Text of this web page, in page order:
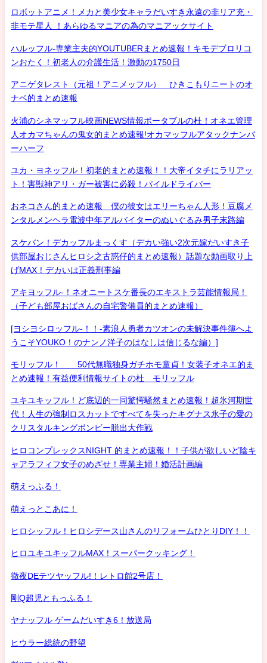
ロボットアニメ！メカと美少女キャラだいすき永遠の非リア充・
非モテ星人 ！あらゆるマニアの為のマニアックサイト
ハルッフル-専業主夫的YOUTUBERまとめ速報！キモデブロリコ
ンおたく！初老人の介護生活！激動の1750日
アニゲタレスト（元祖！アニメッフル） ひきこもりニートのオ
ナベ的まとめ速報
火浦のシネマッフル映画NEWS情報ポータブルの杜！オネエ管理
人オカマちゃんの鬼女的まとめ速報!オカマッフルアタックナンバ
ーハーフ
ユカ・ヨネッフル！初老的まとめ速報！！大帝イタチにラリアッ
ト！害獣神アリ・ガー被害に必殺！パイルドライバー
おネコさん的まとめ速報 僕の彼女はエリーちゃん人形！豆腐メ
ンタルメンヘラ電波中年アルバイターのぬいぐるみ男子末路編
スケバン！デカッフルまっくす（デカい強い2次元嫁だいすき子
供部屋おじさんヒロシ之古惑仔的まとめ速報）話題な動画取り上
げMAX！デカいは正義刑事編
アキヨッフル-！ネオニートスケ番長のエキストラ芸能情報局！
（子ども部屋おばさんの自宅警備員的まとめ速報）
[ヨシヨシロッフル-！！-素浪人勇者カツオンの未解決事件簿へよ
うこそYOUKO！のナンノ洋子のはなしは信じるな編）]
モリッフル！ 50代無職独身ガチホモ童貞！女装子オネエ的ま
とめ速報！有益便利情報サイトの杜 モリッフル
ユキユキッフル！ど底辺的一同驚愕騒然まとめ速報！超氷河期世
代！人生の強制ロスカットですべてを失ったキグナス氷子の愛の
クリスタルキングボンビー脱出大作戦
ヒロコンプレックスNIGHT 的まとめ速報！！子供が欲しいど陰キ
ャアラフィフ女子のめざせ！専業主婦！婚活計画編
萌えっふる！
萌えっとこあに！
ヒロシッフル！ヒロシデース山さんのリフォームひとりDIY！！
ヒロユキユキッフルMAX！スーパークッキング！
徹夜DEテツヤッフル!！レトロ館2号店！
剛Q超児ともっふる！
ヤナッフル ゲームだいすき6！放送局
ヒウラー総統の野望